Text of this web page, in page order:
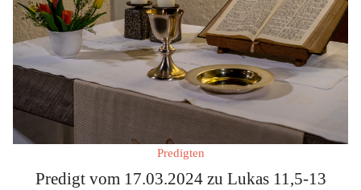
Predigten
Predigt vom 17.03.2024 zu Lukas 11,5-13